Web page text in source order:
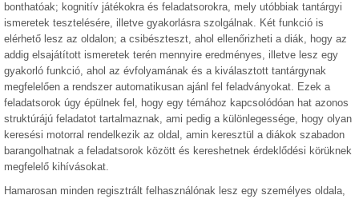
bonthatóak; kognitív játékokra és feladatsorokra, mely utóbbiak tantárgyi
ismeretek tesztelésére, illetve gyakorlásra szolgálnak. Két funkció is
elérhető lesz az oldalon; a csibészteszt, ahol ellenőrizheti a diák, hogy az
addig elsajátított ismeretek terén mennyire eredményes, illetve lesz egy
gyakorló funkció, ahol az évfolyamának és a kiválasztott tantárgynak
megfelelően a rendszer automatikusan ajánl fel feladványokat. Ezek a
feladatsorok úgy épülnek fel, hogy egy témához kapcsolódóan hat azonos
struktúrájú feladatot tartalmaznak, ami pedig a különlegessége, hogy olyan
keresési motorral rendelkezik az oldal, amin keresztül a diákok szabadon
barangolhatnak a feladatsorok között és kereshetnek érdeklődési körüknek
megfelelő kihívásokat.
Hamarosan minden regisztrált felhasználónak lesz egy személyes oldala,